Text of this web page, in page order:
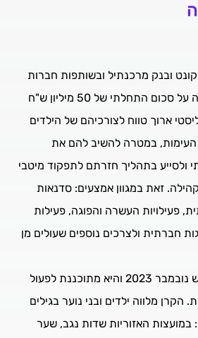
ובנק מרכנתיל ובשותפות חברות
בקבוצת דיסקונט, עמדה על סכום התחלתי של 50 מיליון ש"ח
ארוך טווח לצורכיהם של הילדים
העימות, במטרה להשיב להם את
ולסייע בתהליך חזרתם לתפקוד מיטבי
זאת במגוון אמצעים: סדנאות
פעילויות העשרה והפוגה, פעילות
חברתית ולצרכים נוספים שעולים מן
"קרן אור" הוקמה בחודש נובמבר 2023 והיא מתוכננת לפעול
מלווה ילדים ובני נוער בגילים
במועצות האזוריות שדות נגב, שער